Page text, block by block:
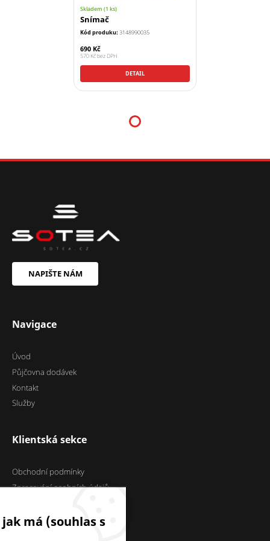
Skladem (1 ks)
Snímač
Kód produku:3148990035
690 Kč
570 Kčbez DPH
DETAIL
NAPIŠTE NÁM
Navigace
Úvod
Půjčovna dodávek
Kontakt
Služby
Klientská sekce
Obchodní podmínky
Zpracování osobních údajů
má (souhlas s